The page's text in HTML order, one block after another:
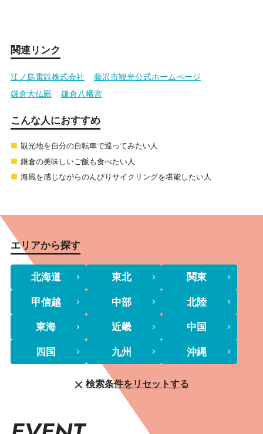
関連リンク
江ノ島電鉄株式会社
藤沢市観光公式ホームページ
鎌倉大仏殿
鎌倉八幡宮
こんな人におすすめ
観光地を自分の自転車で巡ってみたい人
鎌倉の美味しいご飯も食べたい人
海風を感じながらのんびりサイクリングを堪能したい人
エリアから探す
北海道 東北 関東
甲信越 中部 北陸
東海 近畿 中国
四国 九州 沖縄
検索条件をリセットする